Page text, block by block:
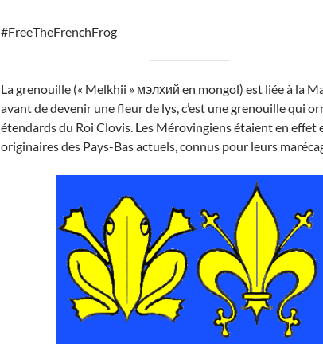
#FreeTheFrenchFrog
La grenouille (« Melkhii » мэлхий en mongol) est liée à la
avant de devenir une fleur de lys, c’est une grenouille qui
étendards du Roi Clovis. Les Mérovingiens étaient en effet
originaires des Pays-Bas actuels, connus pour leurs